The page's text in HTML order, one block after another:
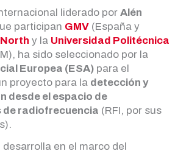
liderado porAlén
participan GMV (España y
y la Universidad Politécnica
ha sido seleccionado por la
Europea (ESA) para el
proyecto para la detección y
desde el espacio de
radiofrecuencia (RFI, por sus
en el marco del